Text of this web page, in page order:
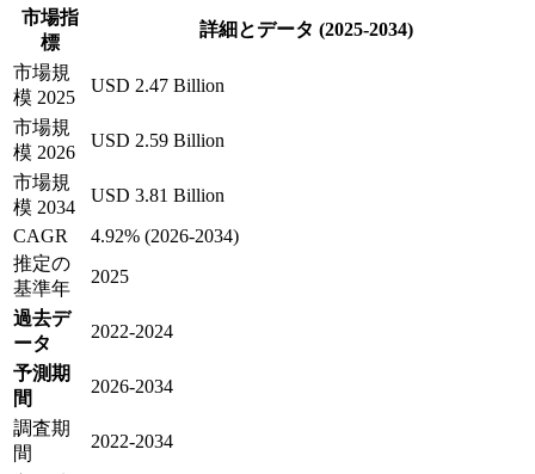
市場指
標
詳細とデータ (2025-2034)
市場規
模 2025
USD 2.47 Billion
市場規
模 2026
USD 2.59 Billion
市場規
模 2034
USD 3.81 Billion
CAGR
4.92% (2026-2034)
推定の
基準年
2025
過去デ
ータ
2022-2024
予測期
間
2026-2034
調査期
間
2022-2034